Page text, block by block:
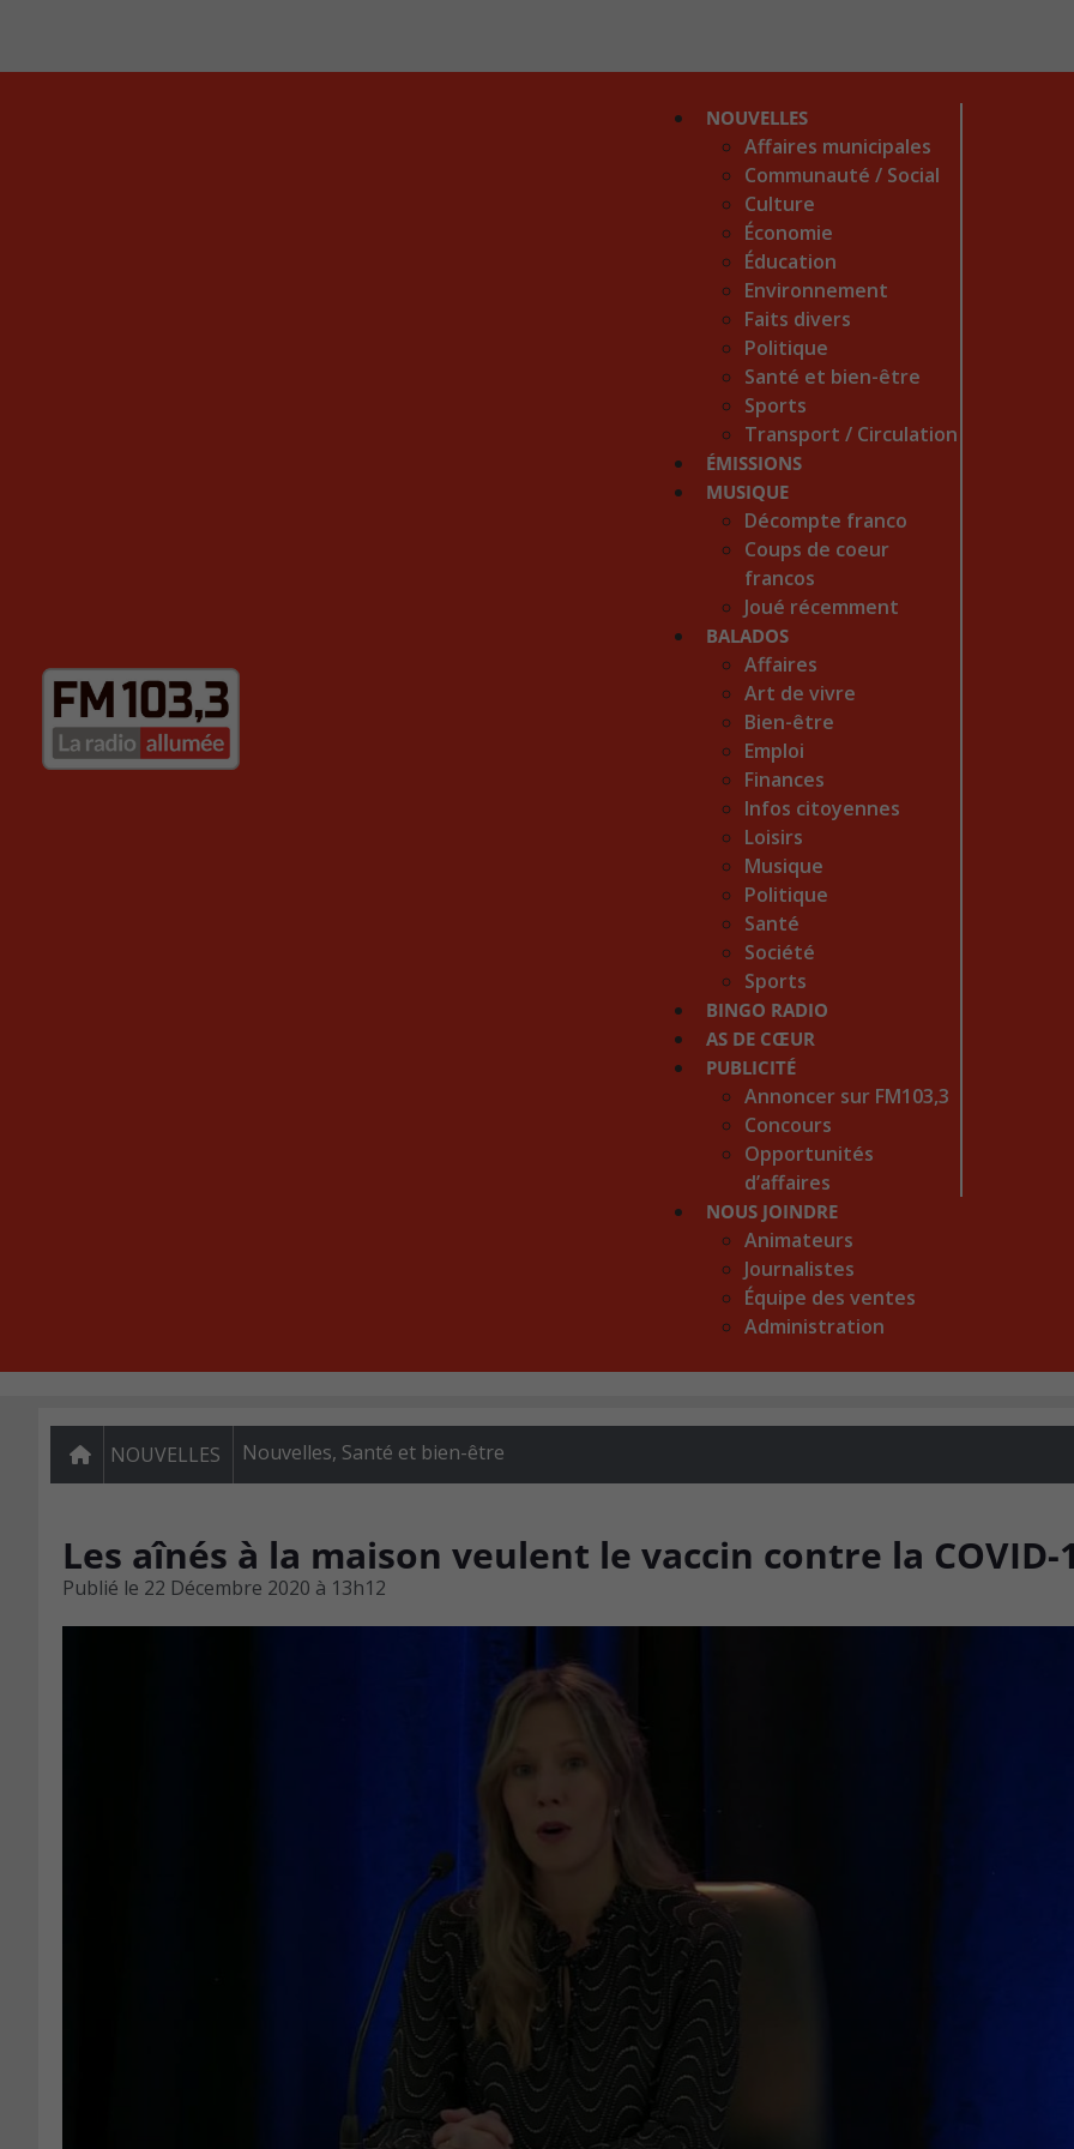
NOUVELLES
Affaires municipales
Communauté / Social
Culture
Économie
Éducation
Environnement
Faits divers
Politique
Santé et bien-être
Sports
Transport / Circulation
ÉMISSIONS
MUSIQUE
Décompte franco
Coups de coeur
francos
Joué récemment
BALADOS
Affaires
Art de vivre
Bien-être
Emploi
Finances
Infos citoyennes
Loisirs
Musique
Politique
Santé
Société
Sports
BINGO RADIO
AS DE CŒUR
PUBLICITÉ
Annoncer sur FM103,3
Concours
Opportunités
d’affaires
NOUS JOINDRE
Animateurs
Journalistes
Équipe des ventes
Administration
NOUVELLES Nouvelles, Santé et bien-être
Les aînés à la maison veulent le vaccin contre la COVID-
Publié le 22 Décembre 2020 à 13h12